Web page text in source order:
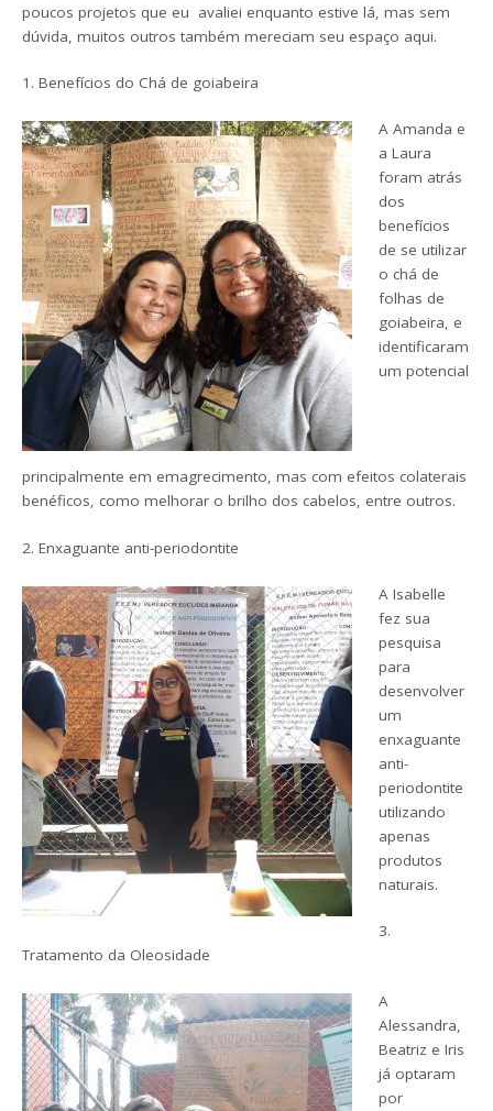
poucos projetos que eu avaliei enquanto estive lá, mas sem
dúvida, muitos outros também mereciam seu espaço aqui.
1. Benefícios do Chá de goiabeira
A Amanda e
a Laura
foram atrás
dos
benefícios
de se utilizar
o chá de
folhas de
goiabeira, e
identificaram
um potencial
principalmente em emagrecimento, mas com efeitos colaterais
benéficos, como melhorar o brilho dos cabelos, entre outros.
2. Enxaguante anti-periodontite
A Isabelle
fez sua
pesquisa
para
desenvolver
um
enxaguante
anti-
periodontite
utilizando
apenas
produtos
naturais.
3.
Tratamento da Oleosidade
A
Alessandra,
Beatriz e Iris
já optaram
por